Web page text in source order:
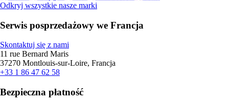
Odkryj wszystkie nasze marki
Serwis posprzedażowy we Francja
Skontaktuj się z nami
11 rue Bernard Maris
37270 Montlouis-sur-Loire, Francja
+33 1 86 47 62 58
Bezpieczna płatność